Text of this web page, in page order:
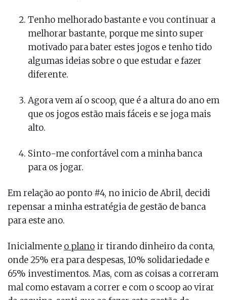
Tenho melhorado bastante e vou continuar a
melhorar bastante, porque me sinto super
motivado para bater estes jogos e tenho tido
algumas ideias sobre o que estudar e fazer
diferente.
Agora vem aí o scoop, que é a altura do ano em
que os jogos estão mais fáceis e se joga mais
alto.
Sinto-me confortável com a minha banca
para os jogar.
Em relação ao ponto #4, no inicio de Abril, decidi
repensar a minha estratégia de gestão de banca
para este ano.
Inicialmente o planoir tirando dinheiro da conta,
onde 25% era para despesas, 10% solidariedade e
65% investimentos. Mas, com as coisas a correram
mal como estavam a correr e com o scoop ao virar